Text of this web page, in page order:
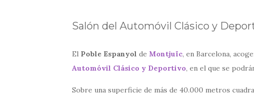
Salón del Automóvil Clásico y
El Poble Espanyol de Montjuïc, en Barcelona,
Automóvil Clásico y Deportivo, en el que se
Sobre una superficie de más de 40.000 metros